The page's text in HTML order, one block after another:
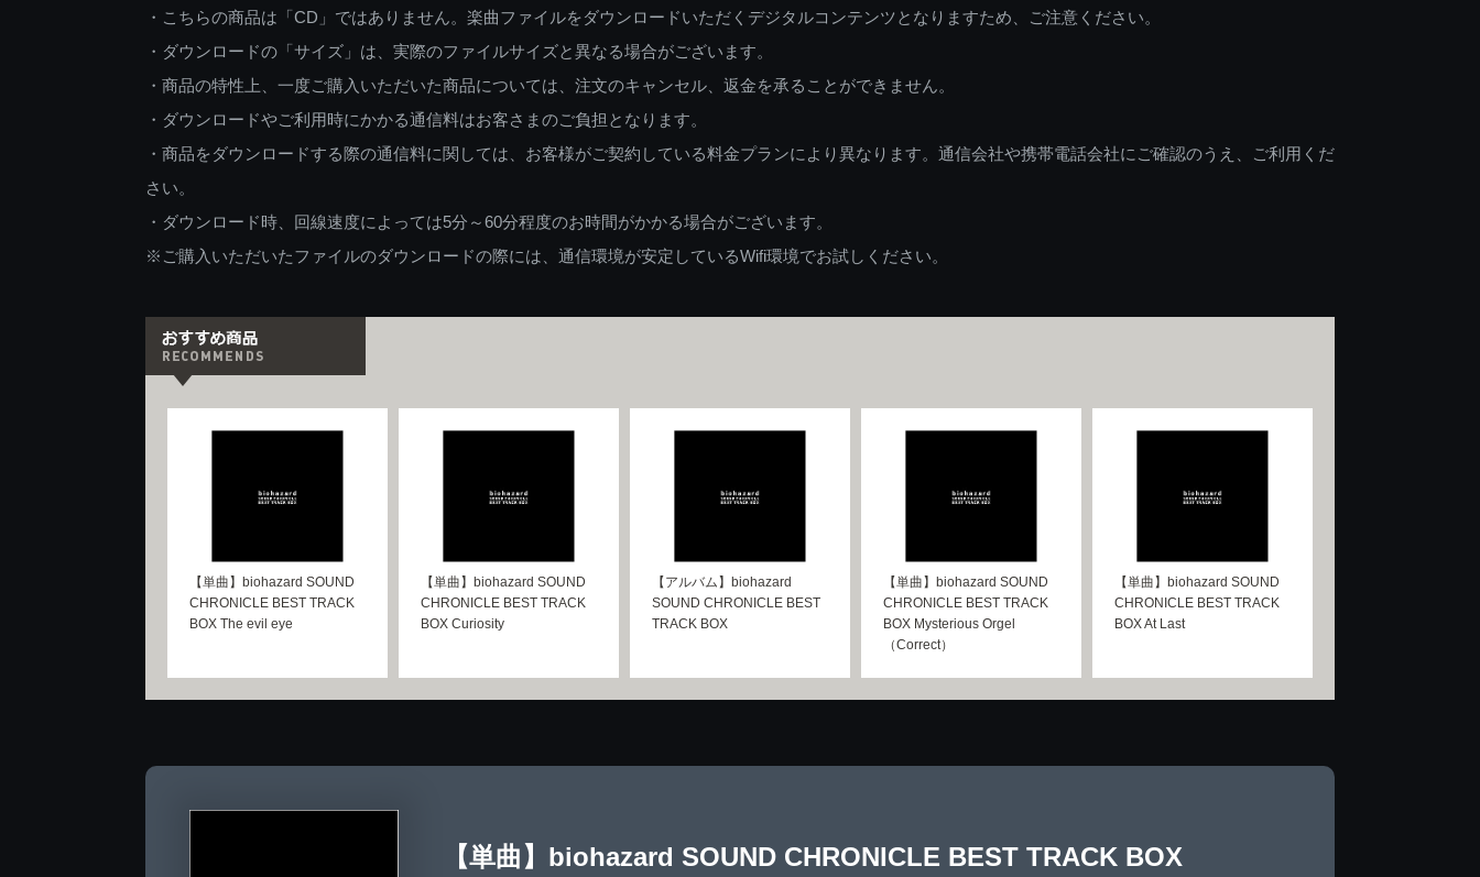
・こちらの商品は「CD」ではありません。楽曲ファイルをダウンロードいただくデジタルコンテンツとなりますため、ご注意ください。
・ダウンロードの「サイズ」は、実際のファイルサイズと異なる場合がございます。
・商品の特性上、一度ご購入いただいた商品については、注文のキャンセル、返金を承ることができません。
・ダウンロードやご利用時にかかる通信料はお客さまのご負担となります。
・商品をダウンロードする際の通信料に関しては、お客様がご契約している料金プランにより異なります。通信会社や携帯電話会社にご確認のうえ、ご利用くだ
さい。
・ダウンロード時、回線速度によっては5分～60分程度のお時間がかかる場合がございます。
※ご購入いただいたファイルのダウンロードの際には、通信環境が安定しているWifi環境でお試しください。
【単曲】biohazard SOUND
CHRONICLE BEST TRACK
BOX The evil eye
【単曲】biohazard SOUND
CHRONICLE BEST TRACK
BOX Curiosity
【アルバム】biohazard
SOUND CHRONICLE BEST
TRACK BOX
【単曲】biohazard SOUND
CHRONICLE BEST TRACK
BOX Mysterious Orgel
（Correct）
【単曲】biohazard SOUND
CHRONICLE BEST TRACK
BOX At Last
【単曲】biohazard SOUND CHRONICLE BEST TRACK BOX